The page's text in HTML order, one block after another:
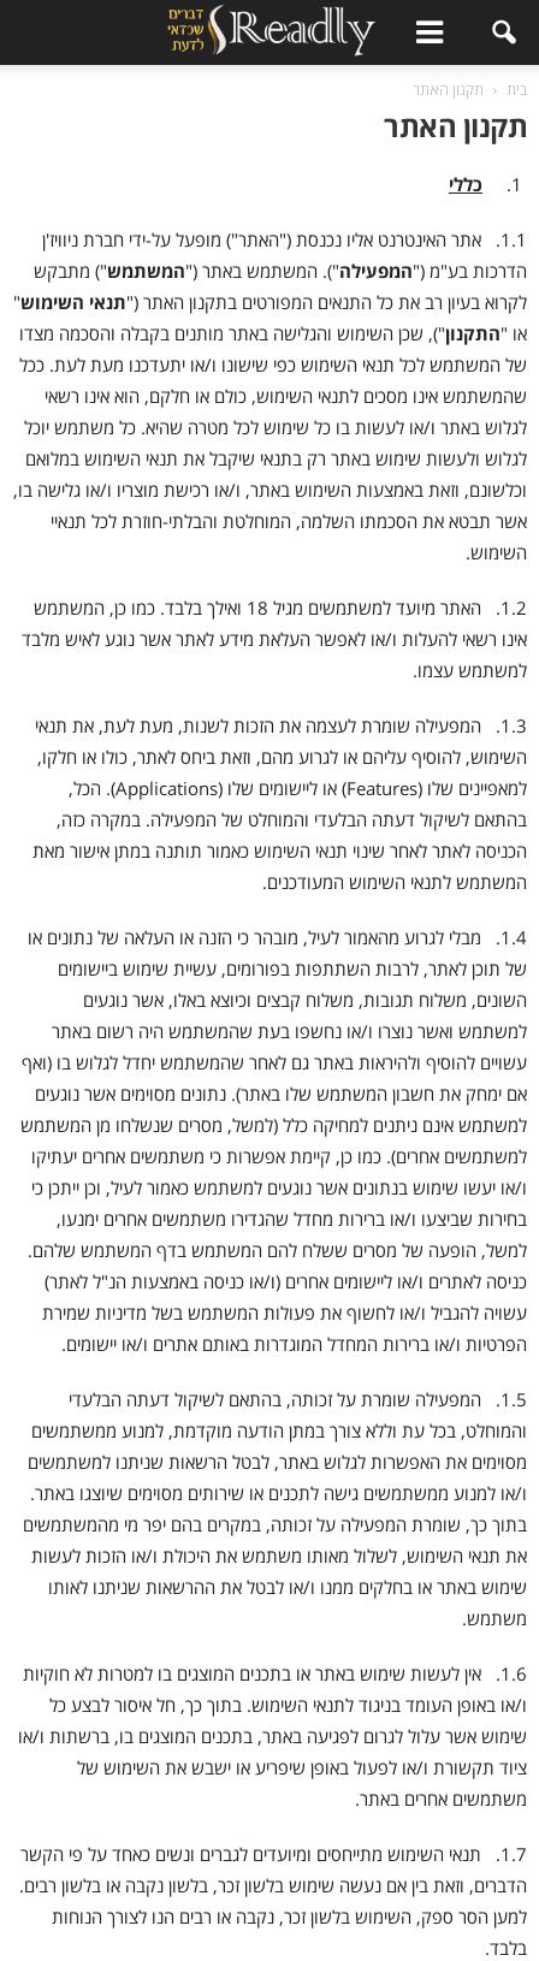
בית תקנון האתר
תקנון האתר
כללי
1.1. אתר האינטרנט אליו נכנסת ("האתר") מופעל על-ידי חברת ניוויז'ן
הדרכות בע"מ ("המפעילה"). המשתמש באתר ("המשתמש") מתבקש
לקרוא בעיון רב את כל התנאים המפורטים בתקנון האתר ("תנאי השימוש"
או "התקנון"), שכן השימוש והגלישה באתר מותנים בקבלה והסכמה מצדו
של המשתמש לכל תנאי השימוש כפי שישונו ו/או יתעדכנו מעת לעת. ככל
שהמשתמש אינו מסכים לתנאי השימוש, כולם או חלקם, הוא אינו רשאי
לגלוש באתר ו/או לעשות בו כל שימוש לכל מטרה שהיא. כל משתמש יוכל
לגלוש ולעשות שימוש באתר רק בתנאי שיקבל את תנאי השימוש במלואם
וכלשונם, וזאת באמצעות השימוש באתר, ו/או רכישת מוצריו ו/או גלישה בו,
אשר תבטא את הסכמתו השלמה, המוחלטת והבלתי-חוזרת לכל תנאיי
השימוש.
1.2. האתר מיועד למשתמשים מגיל 18 ואילך בלבד. כמו כן, המשתמש
אינו רשאי להעלות ו/או לאפשר העלאת מידע לאתר אשר נוגע לאיש מלבד
למשתמש עצמו.
1.3. המפעילה שומרת לעצמה את הזכות לשנות, מעת לעת, את תנאי
השימוש, להוסיף עליהם או לגרוע מהם, וזאת ביחס לאתר, כולו או חלקו,
למאפיינים שלו (Features) או ליישומים שלו (Applications). הכל,
בהתאם לשיקול דעתה הבלעדי והמוחלט של המפעילה. במקרה כזה,
הכניסה לאתר לאחר שינוי תנאי השימוש כאמור תותנה במתן אישור מאת
המשתמש לתנאי השימוש המעודכנים.
1.4. מבלי לגרוע מהאמור לעיל, מובהר כי הזנה או העלאה של נתונים או
של תוכן לאתר, לרבות השתתפות בפורומים, עשיית שימוש ביישומים
השונים, משלוח תגובות, משלוח קבצים וכיוצא באלו, אשר נוגעים
למשתמש ואשר נוצרו ו/או נחשפו בעת שהמשתמש היה רשום באתר
עשויים להוסיף ולהיראות באתר גם לאחר שהמשתמש יחדל לגלוש בו (ואף
אם ימחק את חשבון המשתמש שלו באתר). נתונים מסוימים אשר נוגעים
למשתמש אינם ניתנים למחיקה כלל (למשל, מסרים שנשלחו מן המשתמש
למשתמשים אחרים). כמו כן, קיימת אפשרות כי משתמשים אחרים יעתיקו
ו/או יעשו שימוש בנתונים אשר נוגעים למשתמש כאמור לעיל, וכן ייתכן כי
בחירות שביצעו ו/או ברירות מחדל שהגדירו משתמשים אחרים ימנעו,
למשל, הופעה של מסרים ששלח להם המשתמש בדף המשתמש שלהם.
כניסה לאתרים ו/או ליישומים אחרים (ו/או כניסה באמצעות הנ"ל לאתר)
עשויה להגביל ו/או לחשוף את פעולות המשתמש בשל מדיניות שמירת
הפרטיות ו/או ברירות המחדל המוגדרות באותם אתרים ו/או יישומים.
1.5. המפעילה שומרת על זכותה, בהתאם לשיקול דעתה הבלעדי
והמוחלט, בכל עת וללא צורך במתן הודעה מוקדמת, למנוע ממשתמשים
מסוימים את האפשרות לגלוש באתר, לבטל הרשאות שניתנו למשתמשים
ו/או למנוע ממשתמשים גישה לתכנים או שירותים מסוימים שיוצגו באתר.
בתוך כך, שומרת המפעילה על זכותה, במקרים בהם יפר מי מהמשתמשים
את תנאי השימוש, לשלול מאותו משתמש את היכולת ו/או הזכות לעשות
שימוש באתר או בחלקים ממנו ו/או לבטל את ההרשאות שניתנו לאותו
משתמש.
1.6. אין לעשות שימוש באתר או בתכנים המוצגים בו למטרות לא חוקיות
ו/או באופן העומד בניגוד לתנאי השימוש. בתוך כך, חל איסור לבצע כל
שימוש אשר עלול לגרום לפגיעה באתר, בתכנים המוצגים בו, ברשתות ו/או
ציוד תקשורת ו/או לפעול באופן שיפריע או ישבש את השימוש של
משתמשים אחרים באתר.
1.7. תנאי השימוש מתייחסים ומיועדים לגברים ונשים כאחד על פי הקשר
הדברים, וזאת בין אם נעשה שימוש בלשון זכר, בלשון נקבה או בלשון רבים.
למען הסר ספק, השימוש בלשון זכר, נקבה או רבים הנו לצורך הנוחות
בלבד.